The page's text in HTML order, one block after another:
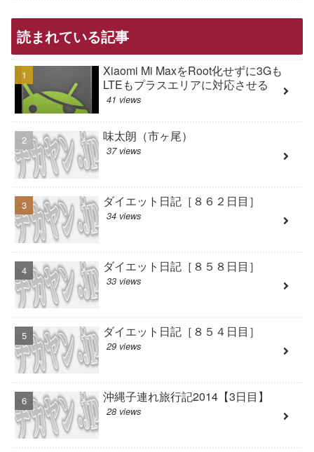
読まれている記事
Xiaomi Mi MaxをRoot化せずに3Gも
LTEもプラスエリアに対応させる
41 views
味太朗（市ヶ尾）
37 views
ダイエット日記［８６２日目］
34 views
ダイエット日記［８５８日目］
33 views
ダイエット日記［８５４日目］
29 views
沖縄子連れ旅行記2014【3日目】
28 views